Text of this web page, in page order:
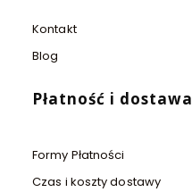
Kontakt
Blog
Płatność i dostawa
Formy Płatności
Czas i koszty dostawy